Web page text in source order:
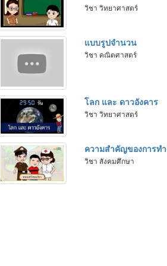
วิชา วิทยาศาสตร์
แบบรูปจำนวน
วิชา คณิตศาสตร์
โลก และ ดาวอังคาร
วิชา วิทยาศาสตร์
ความสำคัญของการท
วิชา สังคมศึกษา